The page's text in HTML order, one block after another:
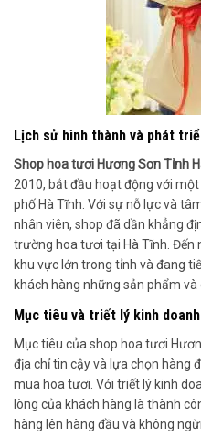
Lịch sử hình thành và phát
Shop hoa tươi Hương Sơn Tỉnh
2010, bắt đầu hoạt động với
phố Hà Tĩnh. Với sự nỗ lực và
nhân viên, shop đã dần khẳng
trường hoa tươi tại Hà Tĩnh. Đến
khu vực lớn trong tỉnh và đang
khách hàng những sản phẩm
Mục tiêu và triết lý kinh doanh
Mục tiêu của shop hoa tươi
địa chỉ tin cậy và lựa chọn hàng
mua hoa tươi. Với triết lý kinh
lòng của khách hàng là thành
hàng lên hàng đầu và không